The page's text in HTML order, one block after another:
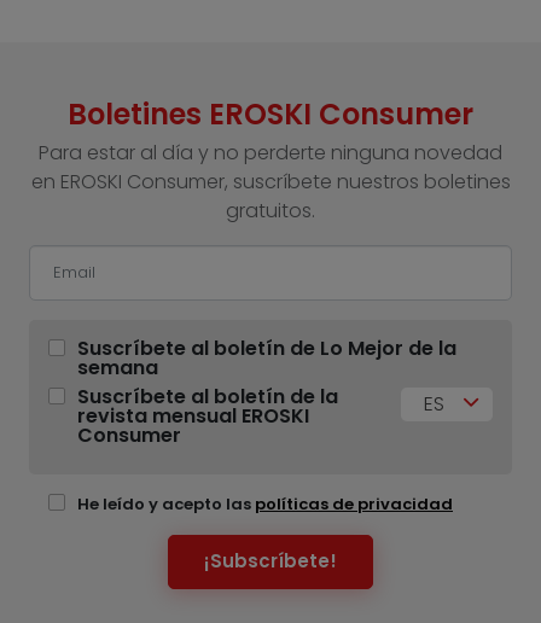
Boletines EROSKI Consumer
Para estar al día y no perderte ninguna novedad
en EROSKI Consumer, suscríbete nuestros boletines
gratuitos.
Suscríbete al boletín de Lo Mejor de la
semana
Suscríbete al boletín de la
revista mensual EROSKI
Consumer
ES
He leído y acepto las políticas de privacidad
¡Subscríbete!